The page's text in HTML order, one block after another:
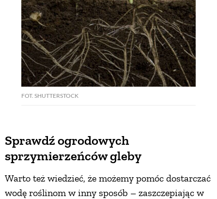
FOT. SHUTTERSTOCK
Sprawdź ogrodowych
sprzymierzeńców gleby
Warto też wiedzieć, że możemy pomóc dostarczać
wodę roślinom w inny sposób – zaszczepiając w